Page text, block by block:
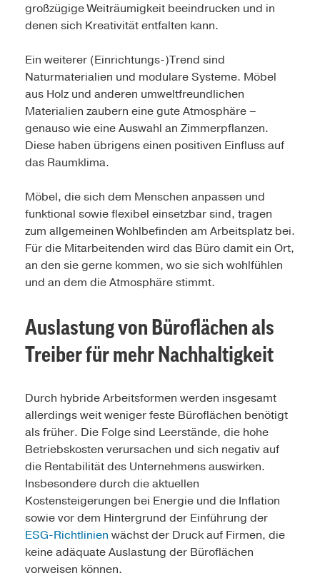
großzügige Weiträumigkeit beeindrucken und in
denen sich Kreativität entfalten kann.
Ein weiterer (Einrichtungs-)Trend sind
Naturmaterialien und modulare Systeme. Möbel
aus Holz und anderen umweltfreundlichen
Materialien zaubern eine gute Atmosphäre –
genauso wie eine Auswahl an Zimmerpflanzen.
Diese haben übrigens einen positiven Einfluss auf
das Raumklima.
Möbel, die sich dem Menschen anpassen und
funktional sowie flexibel einsetzbar sind, tragen
zum allgemeinen Wohlbefinden am Arbeitsplatz bei.
Für die Mitarbeitenden wird das Büro damit ein Ort,
an den sie gerne kommen, wo sie sich wohlfühlen
und an dem die Atmosphäre stimmt.
Auslastung von Büroflächen als
Treiber für mehr Nachhaltigkeit
Durch hybride Arbeitsformen werden insgesamt
allerdings weit weniger feste Büroflächen benötigt
als früher. Die Folge sind Leerstände, die hohe
Betriebskosten verursachen und sich negativ auf
die Rentabilität des Unternehmens auswirken.
Insbesondere durch die aktuellen
Kostensteigerungen bei Energie und die Inflation
sowie vor dem Hintergrund der Einführung der
ESG-Richtlinien wächst der Druck auf Firmen, die
keine adäquate Auslastung der Büroflächen
vorweisen können.